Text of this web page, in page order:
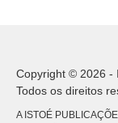
Copyright © 2026 -
Todos os direitos
A ISTOÉ